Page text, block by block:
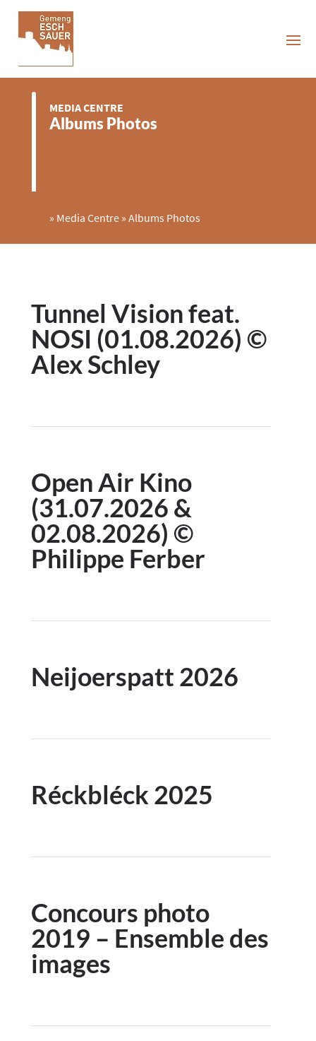
MEDIA CENTRE
Albums Photos
» Media Centre » Albums Photos
Tunnel Vision feat.
NOSI (01.08.2026) ©
Alex Schley
Open Air Kino
(31.07.2026 &
02.08.2026) ©
Philippe Ferber
Neijoerspatt 2026
Réckbléck 2025
Concours photo
2019 – Ensemble des
images